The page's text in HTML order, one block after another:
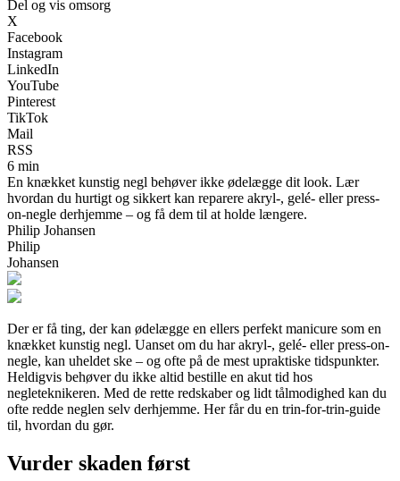
Del og vis omsorg
X
Facebook
Instagram
LinkedIn
YouTube
Pinterest
TikTok
Mail
RSS
6 min
En knækket kunstig negl behøver ikke ødelægge dit look. Lær
hvordan du hurtigt og sikkert kan reparere akryl-, gelé- eller press-
on-negle derhjemme – og få dem til at holde længere.
Philip Johansen
Philip
Johansen
Der er få ting, der kan ødelægge en ellers perfekt manicure som en
knækket kunstig negl. Uanset om du har akryl-, gelé- eller press-on-
negle, kan uheldet ske – og ofte på de mest upraktiske tidspunkter.
Heldigvis behøver du ikke altid bestille en akut tid hos
negleteknikeren. Med de rette redskaber og lidt tålmodighed kan du
ofte redde neglen selv derhjemme. Her får du en trin-for-trin-guide
til, hvordan du gør.
Vurder skaden først